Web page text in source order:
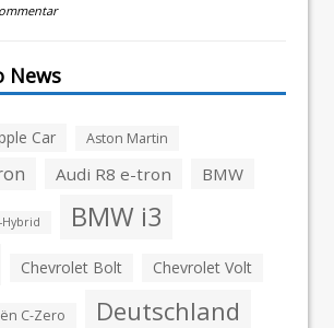
News
Car Aston Martin
Audi R8 e-tron BMW
Hybrid BMW i3
Chevrolet Bolt Chevrolet Volt
C-Zero Deutschland